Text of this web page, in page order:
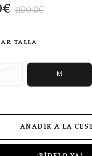
1100,0€
TALLA
M